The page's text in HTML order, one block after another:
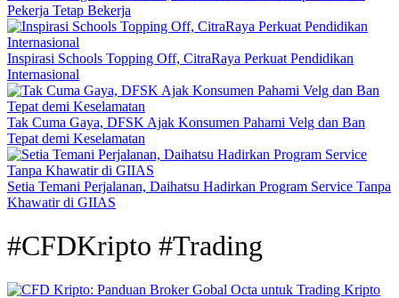
Pekerja Tetap Bekerja
Inspirasi Schools Topping Off, CitraRaya Perkuat Pendidikan
Internasional
Tak Cuma Gaya, DFSK Ajak Konsumen Pahami Velg dan Ban
Tepat demi Keselamatan
Setia Temani Perjalanan, Daihatsu Hadirkan Program Service Tanpa
Khawatir di GIIAS
#CFDKripto #Trading